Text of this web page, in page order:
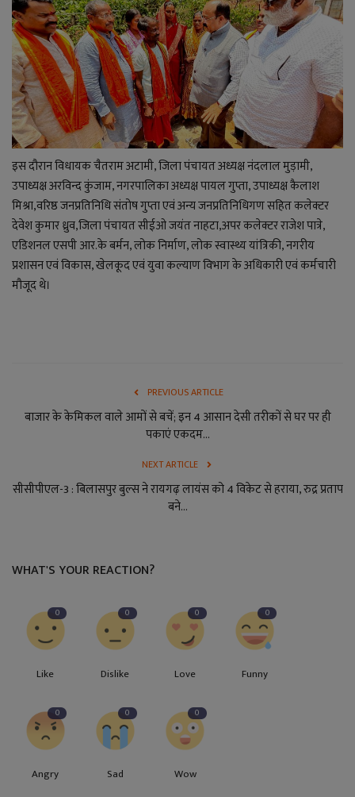
इस दौरान विधायक चैतराम अटामी, जिला पंचायत अध्यक्ष नंदलाल मुड़ामी,
उपाध्यक्ष अरविन्द कुंजाम, नगरपालिका अध्यक्ष पायल गुप्ता, उपाध्यक्ष कैलाश
मिश्रा,वरिष्ठ जनप्रतिनिधि संतोष गुप्ता एवं अन्य जनप्रतिनिधिगण सहित कलेक्टर
देवेश कुमार ध्रुव,जिला पंचायत सीईओ जयंत नाहटा,अपर कलेक्टर राजेश पात्रे,
एडिशनल एसपी आर.के बर्मन, लोक निर्माण, लोक स्वास्थ्य यांत्रिकी, नगरीय
प्रशासन एवं विकास, खेलकूद एवं युवा कल्याण विभाग के अधिकारी एवं कर्मचारी
मौजूद थे।
PREVIOUS ARTICLE
बाजार के केमिकल वाले आमों से बचें; इन 4 आसान देसी तरीकों से घर पर ही
पकाएं एकदम...
NEXT ARTICLE
सीसीपीएल-3 : बिलासपुर बुल्स ने रायगढ़ लायंस को 4 विकेट से हराया, रुद्र प्रताप
बने...
WHAT'S YOUR REACTION?
0
Like
0
Dislike
0
Love
0
Funny
0
Angry
0
Sad
0
Wow